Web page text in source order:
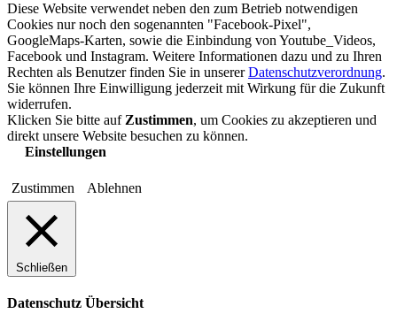
Diese Website verwendet neben den zum Betrieb notwendigen
Cookies nur noch den sogenannten "Facebook-Pixel",
GoogleMaps-Karten, sowie die Einbindung von Youtube_Videos,
Facebook und Instagram. Weitere Informationen dazu und zu Ihren
Rechten als Benutzer finden Sie in unsererDatenschutzverordnung.
Sie können Ihre Einwilligung jederzeit mit Wirkung für die Zukunft
widerrufen.
Klicken Sie bitte auf Zustimmen, um Cookies zu akzeptieren und
direkt unsere Website besuchen zu können.
Einstellungen
Zustimmen Ablehnen
Schließen
Datenschutz Übersicht